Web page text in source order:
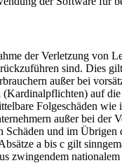
der Verletzung von
sind. Dies
außer bei
auf
Folgeschäden wie
außer bei der
Schäden und im
a bis c gilt
zwingendem